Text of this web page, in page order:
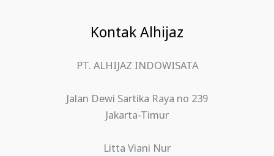
Kontak Alhijaz
PT. ALHIJAZ INDOWISATA
Jalan Dewi Sartika Raya no 239
Jakarta-Timur
Litta Viani Nur